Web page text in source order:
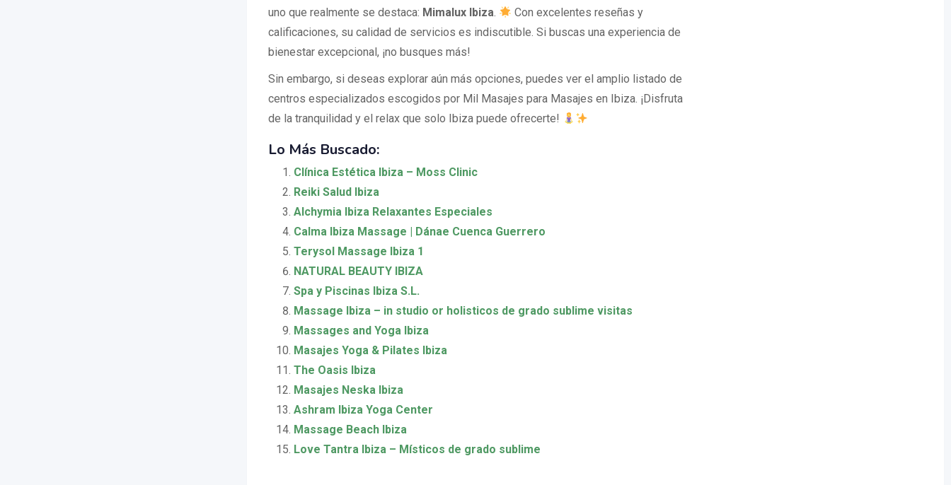
uno que realmente se destaca: Mimalux Ibiza.
Con excelentes reseñas y
calificaciones, su calidad de servicios es indiscutible. Si buscas una experiencia de
bienestar excepcional, ¡no busques más!
Sin embargo, si deseas explorar aún más opciones, puedes ver el amplio listado de
centros especializados escogidos por Mil Masajes para Masajes en Ibiza. ¡Disfruta
de la tranquilidad y el relax que solo Ibiza puede ofrecerte!
Lo Más Buscado:
Clínica Estética Ibiza – Moss Clinic
Reiki Salud Ibiza
Alchymia Ibiza Relaxantes Especiales
Calma Ibiza Massage | Dánae Cuenca Guerrero
Terysol Massage Ibiza 1
NATURAL BEAUTY IBIZA
Spa y Piscinas Ibiza S.L.
Massage Ibiza – in studio or holisticos de grado sublime visitas
Massages and Yoga Ibiza
Masajes Yoga & Pilates Ibiza
The Oasis Ibiza
Masajes Neska Ibiza
Ashram Ibiza Yoga Center
Massage Beach Ibiza
Love Tantra Ibiza – Místicos de grado sublime